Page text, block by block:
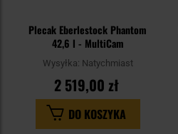
Plecak Eberlestock Phantom
42,6 l - MultiCam
Wysyłka: Natychmiast
2 519,00 zł
DO KOSZYKA